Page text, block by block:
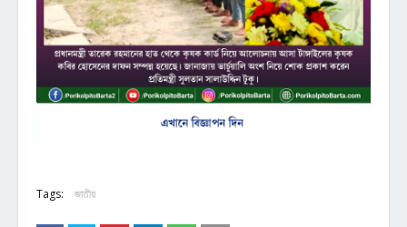
Tags: জাতীয়